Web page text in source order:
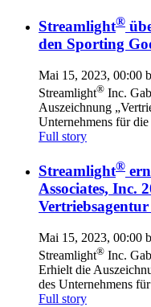
Streamlight®
den Sporting
Mai 15, 2023, 00:00
Streamlight® Inc.
Auszeichnung
Unternehmens für
Full story
Streamlight®
Associates, Inc.
Vertriebsagentur
Mai 15, 2023, 00:00
Streamlight® Inc.
Erhielt die
des Unternehmens
Full story